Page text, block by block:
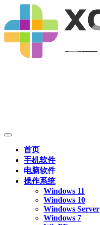
首页
手机软件
电脑软件
操作系统
Windows 11
Windows 10
Windows Server
Windows 7